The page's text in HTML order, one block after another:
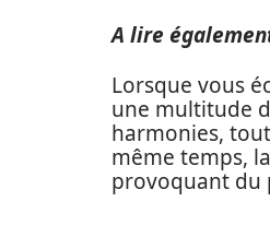
A lire
Lorsque vous
une multitude
harmonies,
même temps,
provoquant du